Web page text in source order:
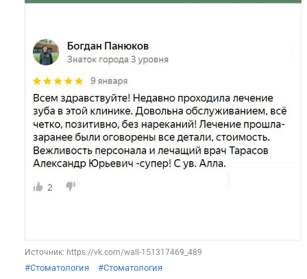
Источник: https://vk.com/wall-151317469_489
#Стоматология #Стоматология